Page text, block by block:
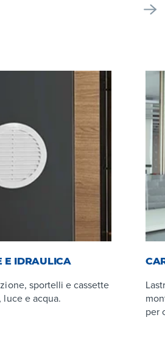
E IDRAULICA
sportelli e cassette
luce e acqua.
per